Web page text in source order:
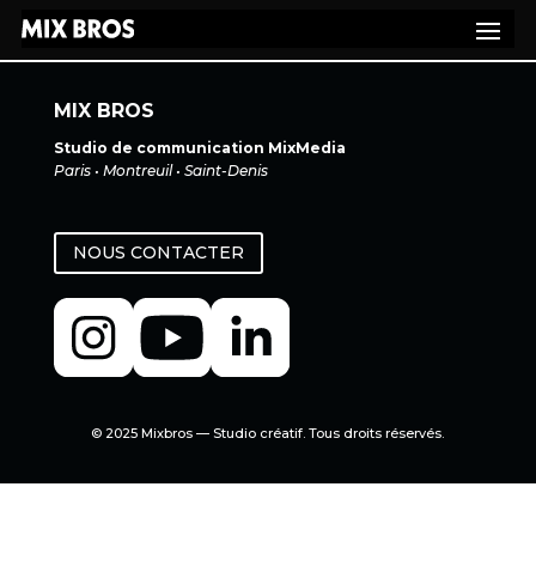
MIX BROS
Studio de communication MixMedia
Paris • Montreuil • Saint-Denis
NOUS CONTACTER
© 2025 Mixbros — Studio créatif. Tous droits réservés.